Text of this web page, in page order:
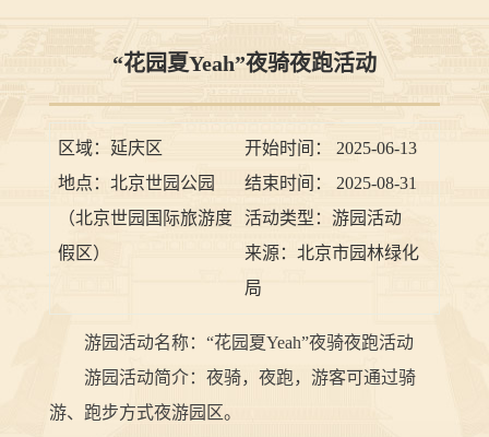
“花园夏Yeah”夜骑夜跑活动
区域： 延庆区 开始时间：
2025-06-13
地点： 北京世园公园
（北京世园国际旅游度
假区）
结束时间：
2025-08-31
活动类型： 游园活动
来源： 北京市园林绿化
局
游园活动名称：“花园夏Yeah”夜骑夜跑活动
游园活动简介：夜骑，夜跑，游客可通过骑
游、跑步方式夜游园区。